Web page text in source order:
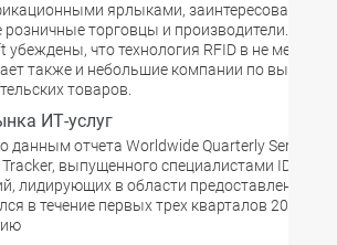
ярлыками, заинтересованы
розничные торговцы и производители.
убеждены, что технология RFID в не
также и небольшие компании по выпуску
товаров.
ИТ-услуг
данным отчета Worldwide Quarterly Services
Tracker, выпущенного специалистами IDC,
лидирующих в области предоставления ИТ-
в течение первых трех кварталов 2003